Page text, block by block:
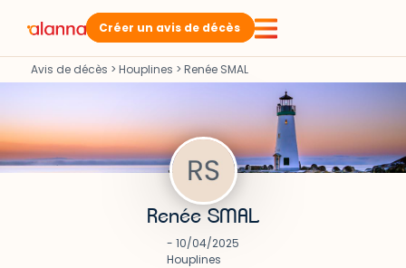
Créer un avis de décès
Avis de décès > Houplines > Renée SMAL
Renée SMAL
- 10/04/2025
Houplines